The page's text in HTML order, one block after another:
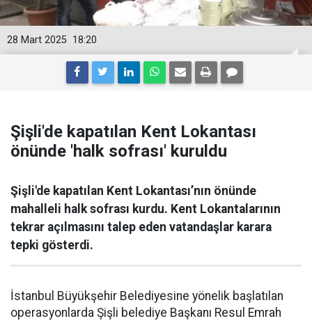
18:20
28 Mart 2025
Şişli'de kapatılan Kent Lokantası
önünde 'halk sofrası' kuruldu
Şişli'de kapatılan Kent Lokantası’nın önünde
mahalleli halk sofrası kurdu. Kent Lokantalarının
tekrar açılmasını talep eden vatandaşlar karara
tepki gösterdi.
İstanbul Büyükşehir Belediyesine yönelik başlatılan
operasyonlarda Şişli belediye Başkanı Resul Emrah